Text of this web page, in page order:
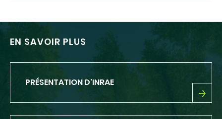
EN SAVOIR PLUS
PRÉSENTATION D'INRAE
PRÉSENTATION